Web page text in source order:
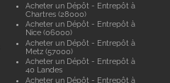
Acheter un Dépôt - Entrepôt à
Chartres (28000)
Acheter un Dépôt - Entrepôt à
Nice (06000)
Acheter un Dépôt - Entrepôt à
Metz (57000)
Acheter un Dépôt - Entrepôt à
40 Landes
Acheter un Dépôt - Entrepôt à